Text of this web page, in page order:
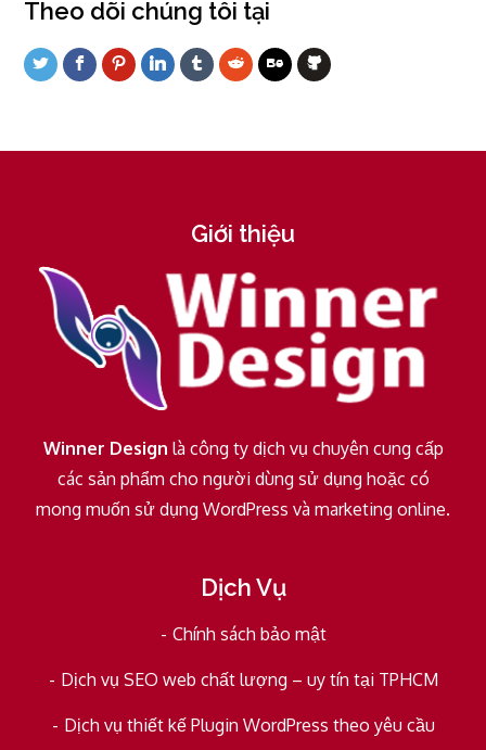
Theo dõi chúng tôi tại
Giới thiệu
Winner Design là công ty dịch vụ chuyên cung cấp
các sản phẩm cho người dùng sử dụng hoặc có
mong muốn sử dụng WordPress và marketing online.
Dịch Vụ
Chính sách bảo mật
Dịch vụ SEO web chất lượng – uy tín tại TPHCM
Dịch vụ thiết kế Plugin WordPress theo yêu cầu